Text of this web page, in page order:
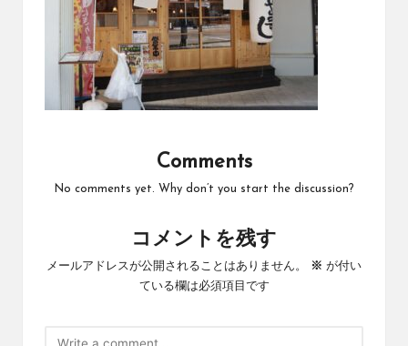
Comments
No comments yet. Why don’t you start the discussion?
コメントを残す
メールアドレスが公開されることはありません。 ※ が付い
ている欄は必須項目です